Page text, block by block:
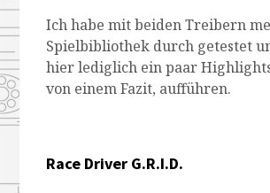
Ich habe mit beiden Treibern
Spielbibliothek durch getestet
hier lediglich ein paar
von einem Fazit, aufführen.
Race Driver G.R.I.D.